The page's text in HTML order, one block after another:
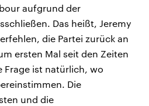
aufgrund der
Das heißt, Jeremy
die Partei zurück an
ersten Mal seit den Zeiten
Frage ist natürlich, wo
Die
und die